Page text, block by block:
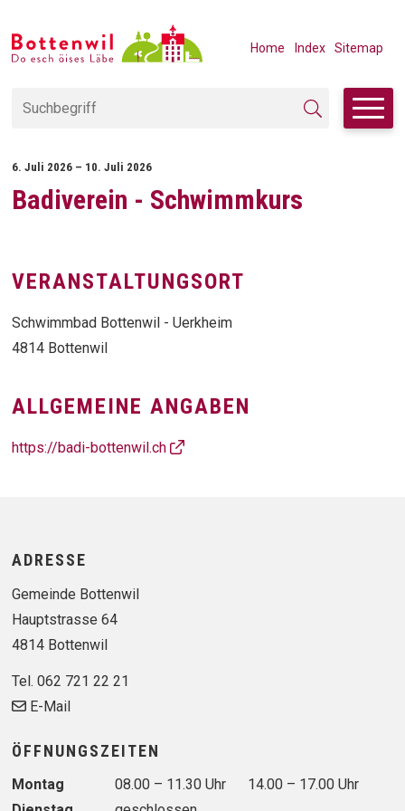
Navigieren in Bottenwil
Home Index Sitemap
Suchbegriff
Suche starten
Badiverein - Schwimmkurs
6. Juli 2026 – 10. Juli 2026
VERANSTALTUNGSORT
Schwimmbad Bottenwil - Uerkheim
4814 Bottenwil
ALLGEMEINE ANGABEN
https://badi-bottenwil.ch
Footer
ADRESSE
Gemeinde Bottenwil
Hauptstrasse 64
4814 Bottenwil
Tel. 062 721 22 21
E-Mail
ÖFFNUNGSZEITEN
Wochentag Vormittag Nachmittag
Montag 08.00 – 11.30 Uhr
14.00 – 17.00 Uhr